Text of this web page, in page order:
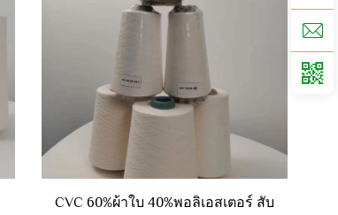
CVC 60%ผ้าใบ 40%พอลิเอสเตอร์ สับ